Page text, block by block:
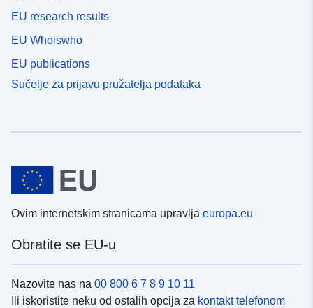
EU research results
EU Whoiswho
EU publications
Sučelje za prijavu pružatelja podataka
Ovim internetskim stranicama upravlja europa.eu
Obratite se EU-u
Nazovite nas na 00 800 6 7 8 9 10 11
Ili iskoristite neku od ostalih opcija za kontakt telefonom